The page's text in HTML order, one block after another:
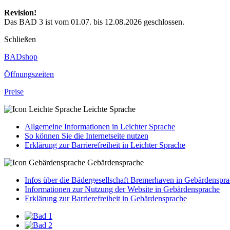
Revision!
Das BAD 3 ist vom 01.07. bis 12.08.2026 geschlossen.
Schließen
BADshop
Öffnungs­zeiten
Preise
Leichte Sprache
Allgemeine Informationen in Leichter Sprache
So können Sie die Internetseite nutzen
Erklärung zur Barrierefreiheit in Leichter Sprache
Gebärdensprache
Infos über die Bädergesellschaft Bremerhaven in
Informationen zur Nutzung der Website in Gebärdensprache
Erklärung zur Barrierefreiheit in Gebärdensprache